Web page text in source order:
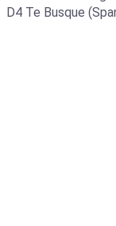
D4 Te Busque